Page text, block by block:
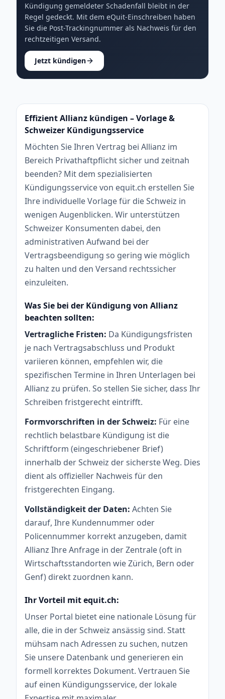
Kündigung gemeldeter Schadenfall bleibt in der
Regel gedeckt. Mit dem eQuit-Einschreiben haben
Sie die Post-Trackingnummer als Nachweis für den
rechtzeitigen Versand.
Jetzt kündigen
Effizient Allianz kündigen – Vorlage &
Schweizer Kündigungsservice
Möchten Sie Ihren Vertrag bei Allianz im
Bereich Privathaftpflicht sicher und zeitnah
beenden? Mit dem spezialisierten
Kündigungsservice von equit.ch erstellen Sie
Ihre individuelle Vorlage für die Schweiz in
wenigen Augenblicken. Wir unterstützen
Schweizer Konsumenten dabei, den
administrativen Aufwand bei der
Vertragsbeendigung so gering wie möglich
zu halten und den Versand rechtssicher
einzuleiten.
Was Sie bei der Kündigung von Allianz
beachten sollten:
Vertragliche Fristen: Da Kündigungsfristen
je nach Vertragsabschluss und Produkt
variieren können, empfehlen wir, die
spezifischen Termine in Ihren Unterlagen bei
Allianz zu prüfen. So stellen Sie sicher, dass Ihr
Schreiben fristgerecht eintrifft.
Formvorschriften in der Schweiz: Für eine
rechtlich belastbare Kündigung ist die
Schriftform (eingeschriebener Brief)
innerhalb der Schweiz der sicherste Weg. Dies
dient als offizieller Nachweis für den
fristgerechten Eingang.
Vollständigkeit der Daten: Achten Sie
darauf, Ihre Kundennummer oder
Policennummer korrekt anzugeben, damit
Allianz Ihre Anfrage in der Zentrale (oft in
Wirtschaftsstandorten wie Zürich, Bern oder
Genf) direkt zuordnen kann.
Ihr Vorteil mit equit.ch:
Unser Portal bietet eine nationale Lösung für
alle, die in der Schweiz ansässig sind. Statt
mühsam nach Adressen zu suchen, nutzen
Sie unsere Datenbank und generieren ein
formell korrektes Dokument. Vertrauen Sie
auf einen Kündigungsservice, der lokale